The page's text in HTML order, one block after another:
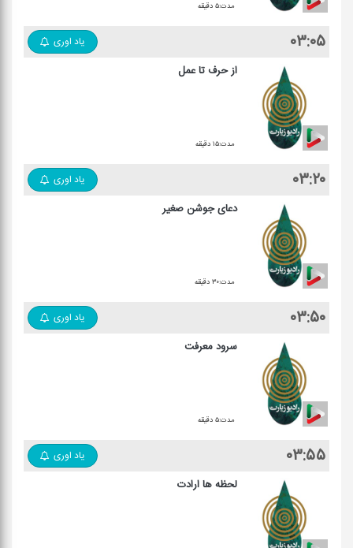
مدت:۵ دقیقه
۰۳:۰۵ یاد اوری
از حرف تا عمل
مدت:۱۵ دقیقه
۰۳:۲۰ یاد اوری
دعای جوشن صغیر
مدت:۳۰ دقیقه
۰۳:۵۰ یاد اوری
سرود معرفت
مدت:۵ دقیقه
۰۳:۵۵ یاد اوری
لحظه ها ارادت